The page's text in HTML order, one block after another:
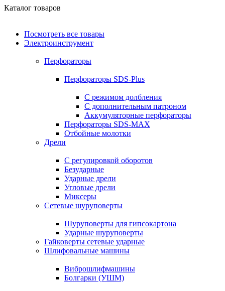
Каталог товаров
Посмотреть все товары
Электроинструмент
Перфораторы
Перфораторы SDS-Plus
С режимом долбления
С дополнительным патроном
Аккумуляторные перфораторы
Перфораторы SDS-MAX
Отбойные молотки
Дрели
С регулировкой оборотов
Безударные
Ударные дрели
Угловые дрели
Миксеры
Сетевые шуруповерты
Шуруповерты для гипсокартона
Ударные шуруповерты
Гайковерты сетевые ударные
Шлифовальные машины
Виброшлифмашины
Болгарки (УШМ)